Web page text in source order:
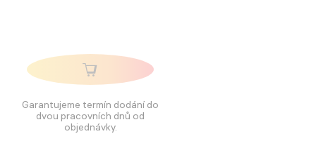
Garantujeme termín dodání do
dvou pracovních dnů od
objednávky.